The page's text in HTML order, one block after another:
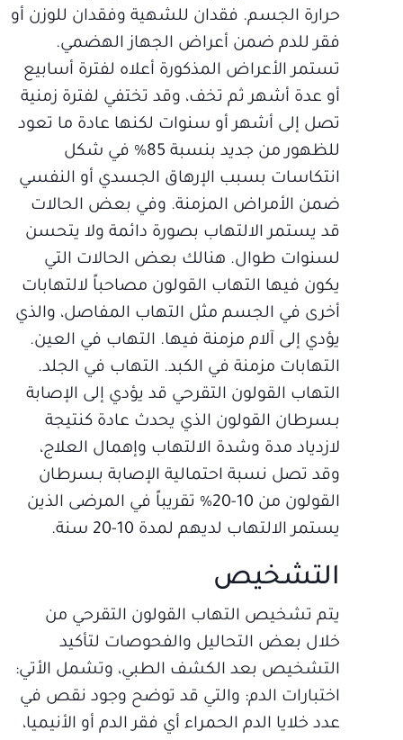
حرارة الجسم. فقدان للشهية وفقدان للوزن أو
فقر للدم ضمن أعراض الجهاز الهضمي.
تستمر الأعراض المذكورة أعلاه لفترة أسابيع
أو عدة أشهر ثم تخف، وقد تختفي لفترة زمنية
تصل إلى أشهر أو سنوات لكنها عادة ما تعود
للظهور من جديد بنسبة 85% في شكل
انتكاسات بسبب الإرهاق الجسدي أو النفسي
ضمن الأمراض المزمنة. وفي بعض الحالات
قد يستمر الالتهاب بصورة دائمة ولا يتحسن
لسنوات طوال. هنالك بعض الحالات التي
يكون فيها التهاب القولون مصاحباً لالتهابات
أخرى في الجسم مثل التهاب المفاصل، والذي
يؤدي إلى آلام مزمنة فيها. التهاب في العين.
التهابات مزمنة في الكبد. التهاب في الجلد.
التهاب القولون التقرحي قد يؤدي إلى الإصابة
بـسرطان القولون الذي يحدث عادة كنتيجة
لازدياد مدة وشدة الالتهاب وإهمال العلاج،
وقد تصل نسبة احتمالية الإصابة بـسرطان
القولون من 10-20% تقريباً في المرضى الذين
يستمر الالتهاب لديهم لمدة 10-20 سنة.
التشخيص
يتم تشخيص التهاب القولون التقرحي من
خلال بعض التحاليل والفحوصات لتأكيد
التشخيص بعد الكشف الطبي، وتشمل الأتي:
اختبارات الدم: والتي قد توضح وجود نقص في
عدد خلايا الدم الحمراء أي فقر الدم أو الأنيميا،